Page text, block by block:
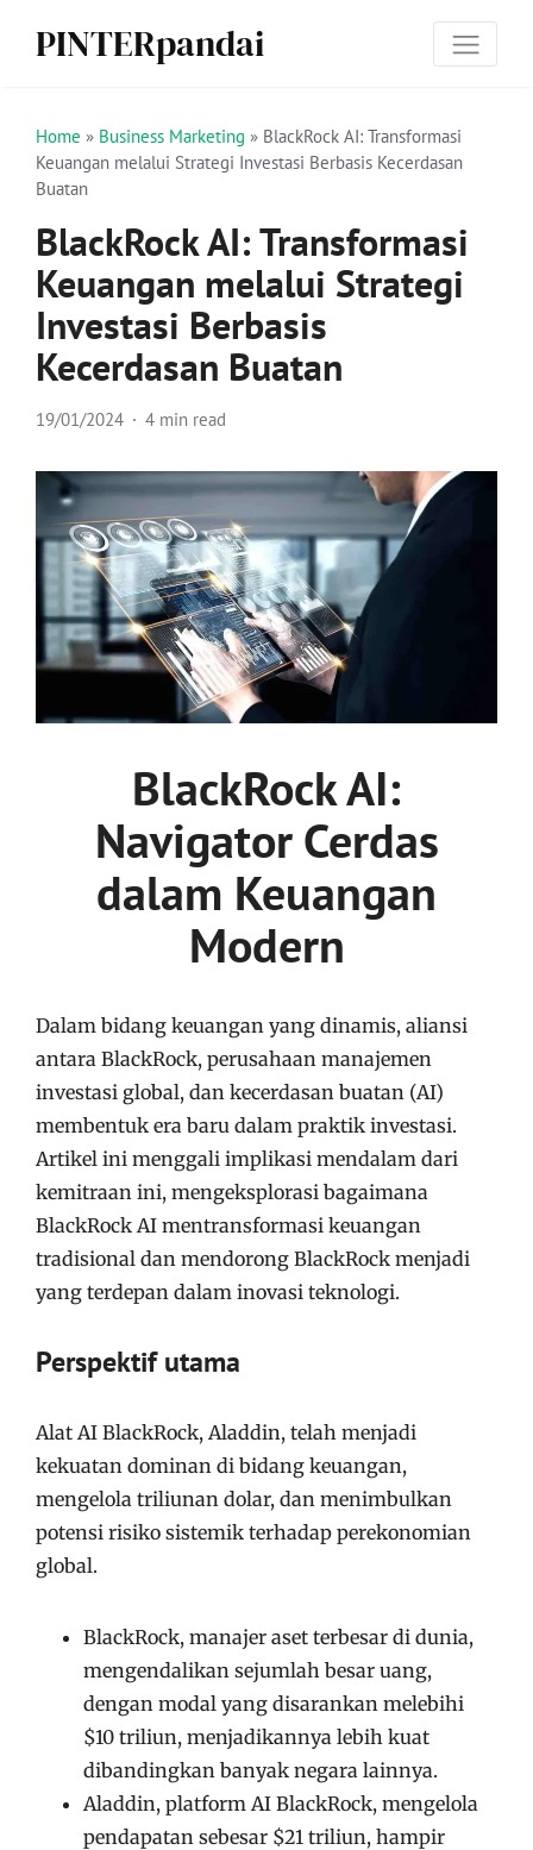
PINTERpandai
Home » Business Marketing » BlackRock AI: Transformasi
Keuangan melalui Strategi Investasi Berbasis Kecerdasan
Buatan
BlackRock AI: Transformasi
Keuangan melalui Strategi
Investasi Berbasis
Kecerdasan Buatan
19/01/2024 4 min read
BlackRock AI:
Navigator Cerdas
dalam Keuangan
Modern
Dalam bidang keuangan yang dinamis, aliansi
antara BlackRock, perusahaan manajemen
investasi global, dan kecerdasan buatan (AI)
membentuk era baru dalam praktik investasi.
Artikel ini menggali implikasi mendalam dari
kemitraan ini, mengeksplorasi bagaimana
BlackRock AI mentransformasi keuangan
tradisional dan mendorong BlackRock menjadi
yang terdepan dalam inovasi teknologi.
Perspektif utama
Alat AI BlackRock, Aladdin, telah menjadi
kekuatan dominan di bidang keuangan,
mengelola triliunan dolar, dan menimbulkan
potensi risiko sistemik terhadap perekonomian
global.
BlackRock, manajer aset terbesar di dunia,
mengendalikan sejumlah besar uang,
dengan modal yang disarankan melebihi
$10 triliun, menjadikannya lebih kuat
dibandingkan banyak negara lainnya.
Aladdin, platform AI BlackRock, mengelola
pendapatan sebesar $21 triliun, hampir